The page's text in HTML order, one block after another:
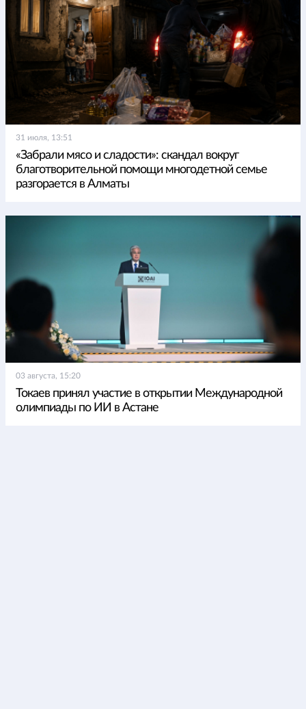
31 июля, 13:51
«Забрали мясо и сладости»: скандал вокруг
благотворительной помощи многодетной семье
разгорается в Алматы
03 августа, 15:20
Токаев принял участие в открытии Международной
олимпиады по ИИ в Астане